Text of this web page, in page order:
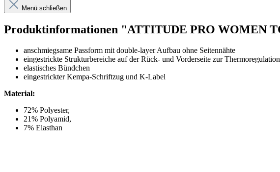
Menü schließen
Produktinformationen "ATTITUDE PRO WOMEN
anschmiegsame Passform mit double-layer Aufbau ohne Seitennähte
eingestrickte Strukturbereiche auf der Rück- und Vorderseite zur Thermoregulation
elastisches Bündchen
eingestrickter Kempa-Schriftzug und K-Label
Material:
72% Polyester,
21% Polyamid,
7% Elasthan